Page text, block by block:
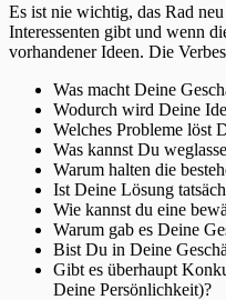
Es ist nie wichtig, das Rad
Interessenten gibt und wenn
vorhandener Ideen. Die
Was macht Deine
Wodurch wird Deine
Welches Probleme löst
Was kannst Du
Warum halten die
Ist Deine Lösung
Wie kannst du eine
Warum gab es Deine
Bist Du in Deine
Gibt es überhaupt
Deine Persönlichkeit)?